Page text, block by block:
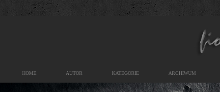
HOME AUTOR KATEGORIE ARCHIWUM